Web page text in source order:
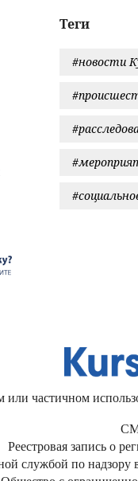
Теги
#новости
частичном
Реестровая запись о
службой по надзору